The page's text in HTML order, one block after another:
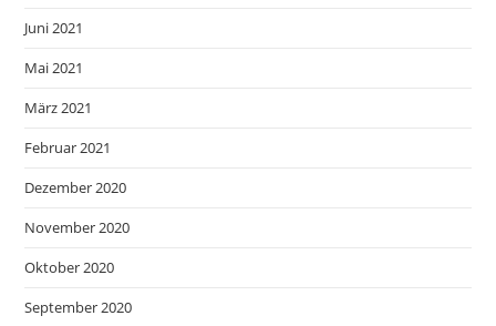
Juni 2021
Mai 2021
März 2021
Februar 2021
Dezember 2020
November 2020
Oktober 2020
September 2020